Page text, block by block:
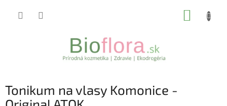
Tonikum na vlasy Komonice -